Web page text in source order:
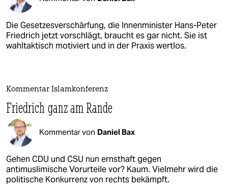
Die Gesetzesverschärfung, die Innenminister Hans-Peter
Friedrich jetzt vorschlägt, braucht es gar nicht. Sie ist
wahltaktisch motiviert und in der Praxis wertlos.
Kommentar Islamkonferenz
Friedrich ganz am Rande
Kommentar von Daniel Bax
Gehen CDU und CSU nun ernsthaft gegen
antimuslimische Vorurteile vor? Kaum. Vielmehr wird die
politische Konkurrenz von rechts bekämpft.